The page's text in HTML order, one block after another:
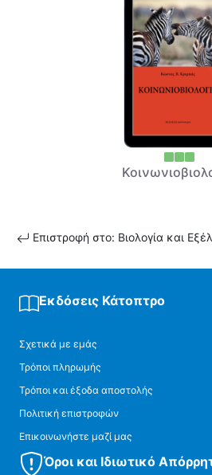
Επιστροφή στο: Βιολογία και
Εκδόσεις Κάτοπτρο
Σχετικά με εμάς
Τρόποι πληρωμής
Τρόποι και έξοδα αποστολής
Πολιτική επιστροφών
Επικοινωνήστε μαζί μας
Όροι και Ιδιωτικό